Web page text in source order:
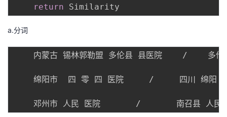
r
a
c
return
a.分词
内蒙古 锡林郭勒盟 多伦县 县医院    /    多伦
绵阳市  四 零 四 医院     /     四川 绵阳